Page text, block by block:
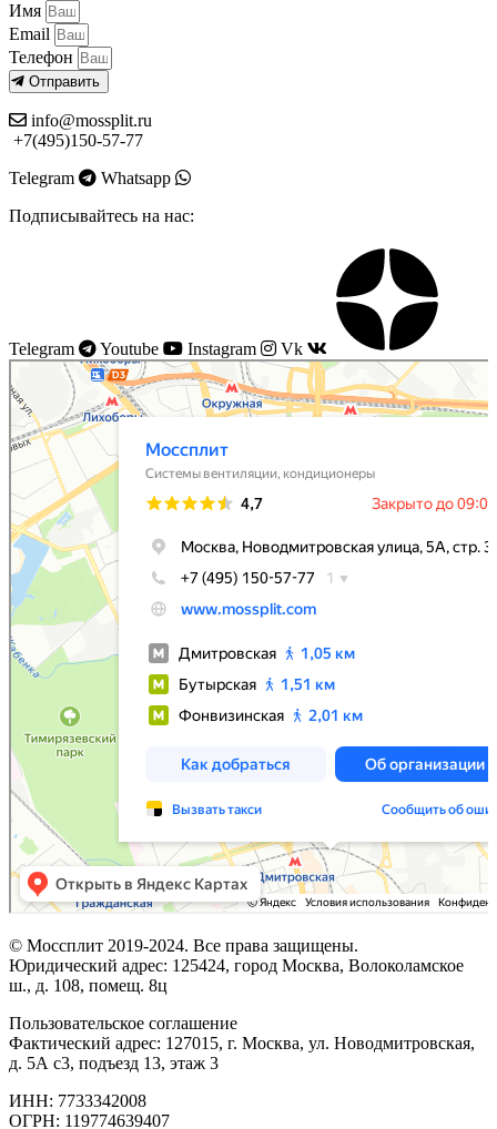
Имя
Email
Телефон
Отправить
info@mossplit.ru
+7(495)150-57-77
Telegram
Whatsapp
Подписывайтесь на нас:
Telegram Youtube Instagram Vk
Моссплит
Системы вентиляции в Москве
Установка кондиционеров в Москве
© Моссплит 2019-2024. Все права защищены.
Юридический адрес: 125424, город Москва, Волоколамское
ш., д. 108, помещ. 8ц
Пользовательское соглашение
Фактический адрес: 127015, г. Москва, ул. Новодмитровская,
д. 5А с3, подъезд 13, этаж 3
ИНН: 7733342008
ОГРН: 119774639407